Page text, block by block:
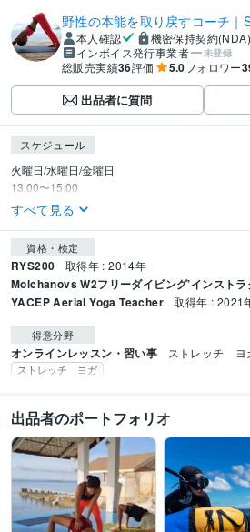
野性の本能を取り戻すコーチ｜
本人確認
機密保持契約(NDA)
インボイス発行事業者
未登録
総販売実績36評価 5.0フォロワー
出品者に質問
スケジュール
火曜日/水曜日/金曜日
13:00〜15:00
すべて見る
資格・検定
RYS200 取得年 : 2014年
Molchanovs W2フリーダイビング’インストラ
YACEP Aerial Yoga Teacher 取得年 : 2021
得意分野
オンラインレッスン・習い事 ストレッチ　ヨ
ストレッチ ヨガ
出品者のポートフォリオ